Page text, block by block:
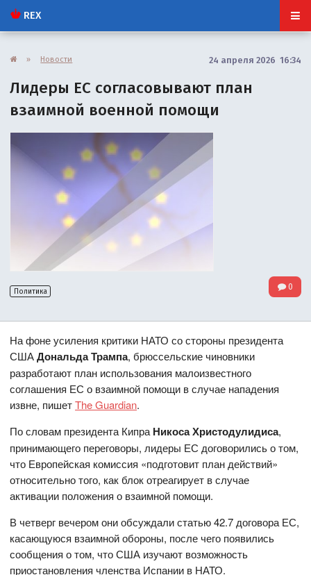
REX
» Новости 24 апреля 2026 16:34
Лидеры ЕС согласовывают план
взаимной военной помощи
Политика 0
На фоне усиления критики НАТО со стороны президента
СШАДональда Трампа, брюссельские чиновники
разработают план использования малоизвестного
соглашения ЕС о взаимной помощи в случае нападения
извне, пишетThe Guardian.
По словам президента КипраНикоса Христодулидиса,
принимающего переговоры, лидеры ЕС договорились о том,
что Европейская комиссия «подготовит план действий»
относительно того, как блок отреагирует в случае
активации положения о взаимной помощи.
В четверг вечером они обсуждали статью 42.7 договора ЕС,
касающуюся взаимной обороны, после чего появились
сообщения о том, что США изучают возможность
приостановления членства Испании в НАТО.